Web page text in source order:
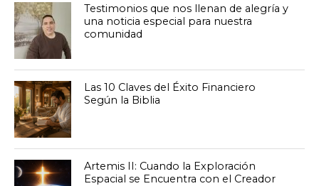
Testimonios que nos llenan de alegría y
una noticia especial para nuestra
comunidad
Las 10 Claves del Éxito Financiero
Según la Biblia
Artemis II: Cuando la Exploración
Espacial se Encuentra con el Creador